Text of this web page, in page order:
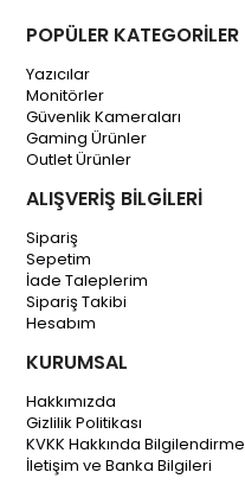
POPÜLER KATEGORİLER
Yazıcılar
Monitörler
Güvenlik Kameraları
Gaming Ürünler
Outlet Ürünler
ALIŞVERİŞ BİLGİLERİ
Sipariş
Sepetim
İade Taleplerim
Sipariş Takibi
Hesabım
KURUMSAL
Hakkımızda
Gizlilik Politikası
KVKK Hakkında Bilgilendirme
İletişim ve Banka Bilgileri